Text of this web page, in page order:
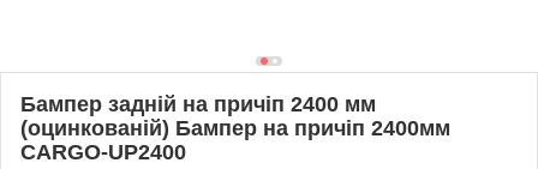
Бампер задній на причіп 2400 мм
(оцинкованій) Бампер на причіп 2400мм
CARGO-UP2400